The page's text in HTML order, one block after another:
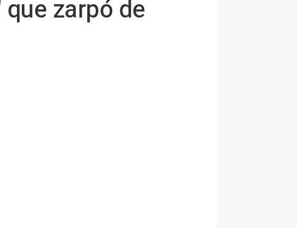
zarpó de